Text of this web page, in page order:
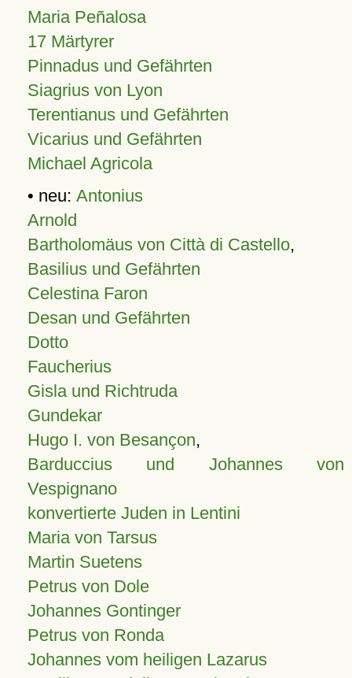
Maria Peñalosa
17 Märtyrer
Pinnadus und Gefährten
Siagrius von Lyon
Terentianus und Gefährten
Vicarius und Gefährten
Michael Agricola
• neu: Antonius
Arnold
Bartholomäus von Città di Castello,
Basilius und Gefährten
Celestina Faron
Desan und Gefährten
Dotto
Faucherius
Gisla und Richtruda
Gundekar
Hugo I. von Besançon,
Barduccius und Johannes von
Vespignano
konvertierte Juden in Lentini
Maria von Tarsus
Martin Suetens
Petrus von Dole
Johannes Gontinger
Petrus von Ronda
Johannes vom heiligen Lazarus